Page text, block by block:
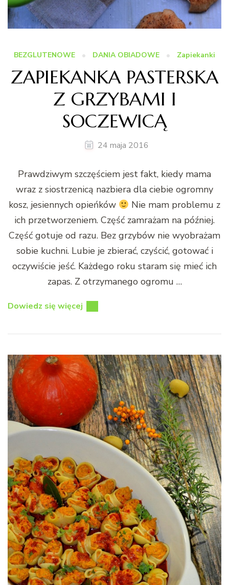
BEZGLUTENOWE DANIA OBIADOWE Zapiekanki
ZAPIEKANKA PASTERSKA
Z GRZYBAMI I
SOCZEWICĄ
24 maja 2016
Prawdziwym szczęściem jest fakt, kiedy mama
wraz z siostrzenicą nazbiera dla ciebie ogromny
kosz, jesiennych opieńków
Nie mam problemu z
ich przetworzeniem. Część zamrażam na później.
Część gotuje od razu. Bez grzybów nie wyobrażam
sobie kuchni. Lubie je zbierać, czyścić, gotować i
oczywiście jeść. Każdego roku staram się mieć ich
zapas. Z otrzymanego ogromu …
Dowiedz się więcej